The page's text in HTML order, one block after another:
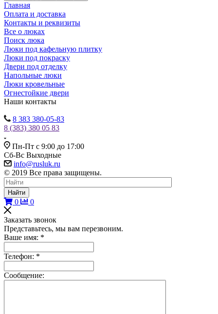
Главная
Оплата и доставка
Контакты и реквизиты
Все о люках
Поиск люка
Люки под кафельную плитку
Люки под покраску
Двери под отделку
Напольные люки
Люки кровельные
Огнестойкие двери
Наши контакты
8 383 380-05-83
8 (383) 380 05 83
Пн-Пт с 9:00 до 17:00
Сб-Вс Выходные
info@rusluk.ru
© 2019 Все права защищены.
Найти
0 0
Заказать звонок
Представьтесь, мы вам перезвоним.
Ваше имя: *
Телефон: *
Сообщение: